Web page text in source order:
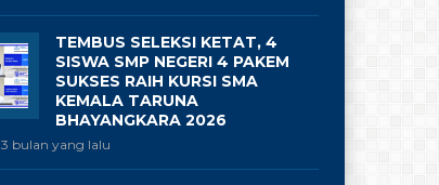
TEMBUS SELEKSI KETAT, 4
SISWA SMP NEGERI 4 PAKEM
SUKSES RAIH KURSI SMA
KEMALA TARUNA
BHAYANGKARA 2026
3 bulan yang lalu